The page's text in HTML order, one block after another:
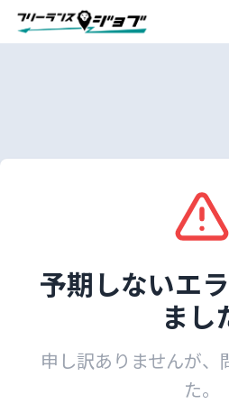
予期しないエ
まし
申し訳ありませんが、
た。